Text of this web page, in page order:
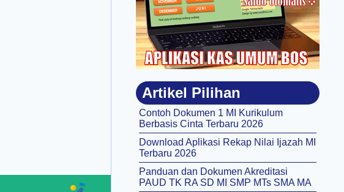
Artikel Pilihan
Contoh Dokumen 1 MI Kurikulum
Berbasis Cinta Terbaru 2026
Download Aplikasi Rekap Nilai Ijazah MI
Terbaru 2026
Panduan dan Dokumen Akreditasi
PAUD TK RA SD MI SMP MTs SMA MA